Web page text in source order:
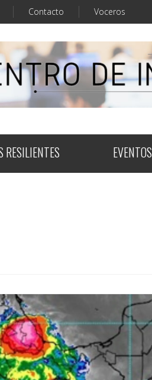
Contacto Voceros
RESILIENTES EVENTOS